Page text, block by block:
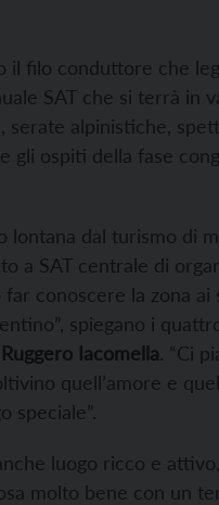
il filo conduttore che
SAT che si terrà in
serate alpinistiche,
gli ospiti della fase
lontana dal turismo di
a SAT centrale di
conoscere la zona ai
spiegano i
Ruggero Iacomella. “Ci
quell’amore e
speciale”.
luogo ricco e
molto bene con un